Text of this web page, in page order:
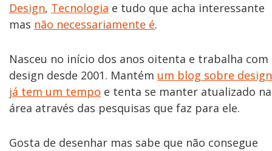
Design, Tecnologia e tudo que acha interessante
mas não necessariamente é.
Nasceu no início dos anos oitenta e trabalha com
design desde 2001. Mantém um blog sobre design
já tem um tempo e tenta se manter atualizado na
área através das pesquisas que faz para ele.
Gosta de desenhar mas sabe que não consegue